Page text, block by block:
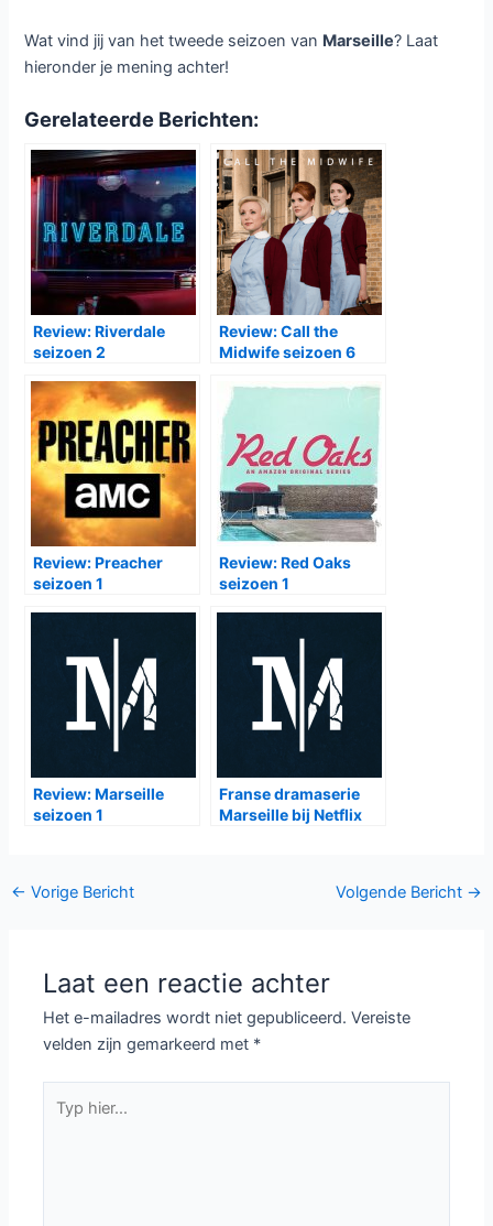
Wat vind jij van het tweede seizoen van Marseille? Laat
hieronder je mening achter!
Gerelateerde Berichten:
Review: Riverdale
seizoen 2
Review: Call the
Midwife seizoen 6
Review: Preacher
seizoen 1
Review: Red Oaks
seizoen 1
Review: Marseille
seizoen 1
Franse dramaserie
Marseille bij Netflix
Bericht
← Vorige Bericht Volgende Bericht →
Laat een reactie achter
Het e-mailadres wordt niet gepubliceerd. Vereiste
velden zijn gemarkeerd met *
hier...